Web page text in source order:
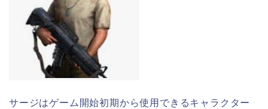
サージはゲーム開始初期から使用できるキャラクター